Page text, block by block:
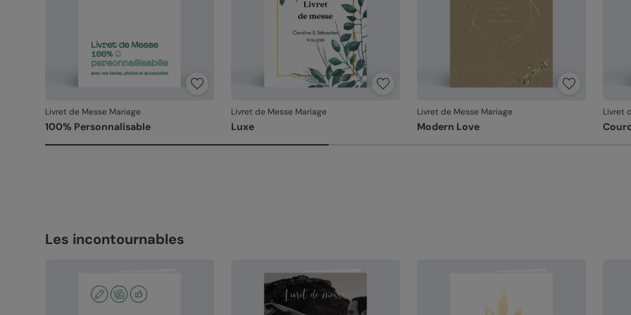
Livret de Messe Mariage
100% Personnalisable
Livret de Messe Mariage
Luxe
Livret de Messe Mariage
Modern Love
Livret
Les incontournables